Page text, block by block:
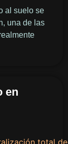
al suelo se
una de las
en